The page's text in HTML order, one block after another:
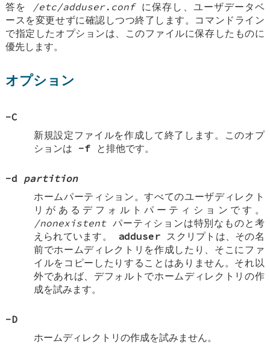
答を /etc/adduser.confに保存し、ユーザデータベ
ースを変更せずに確認しつつ終了します。コマンドライン
で指定したオプションは、このファイルに保存したものに
優先します。
オプション
-C
新規設定ファイルを作成して終了します。このオプ
ションは -fと排他です。
-d partition
ホームパーティション。すべてのユーザディレクト
リがあるデフォルトパーティションです。
/nonexistentパーティションは特別なものと考
えられています。 adduser スクリプトは、その名
前でホームディレクトリを作成したり、そこにファ
イルをコピーしたりすることはありません。それ以
外であれば、デフォルトでホームディレクトリの作
成を試みます。
-D
ホームディレクトリの作成を試みません。